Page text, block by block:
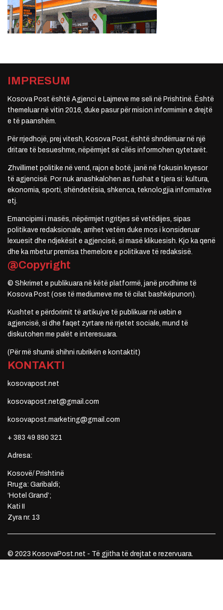
IMPRESUM
Kosova Post është Agjenci e Lajmeve me seli në Prishtinë. Është
themeluar në vitin 2016, duke pasur për mision informimin e drejtë
e të paanshëm.
Për rrjedhojë, prej vitesh, Kosova Post, është shndërruar në një
dritare të besueshme, nëpërmjet së cilës informohen qytetarët.
Zhvillimet politike në vend, rajon e botë, janë në fokusin kryesor
të agjencisë. Por nuk anashkalohen as fushat e tjera si: kultura,
ekonomia, sporti, shëndetësia, shkenca, teknologjia informative
etj.
Emancipimi i masës, nëpërmjet ngritjes së vetëdijes, sipas
politikave redaksionale, arrihet vetëm duke mos i konsideruar
lexuesit dhe ndjekësit e agjencisë, si masë klikuesish. Kjo ka qenë
dhe ka mbetur premisa themelore e politikave të redaksisë.
@Copyright
© Shkrimet e publikuara në këtë platformë, janë prodhime të
Kosova Post (ose të mediumeve me të cilat bashkëpunon).
Kushtet e përdorimit të artikujve të publikuar në uebin e
agjencisë, si dhe faqet zyrtare në rrjetet sociale, mund të
diskutohen me palët e interesuara.
(Për më shumë shihni rubrikën e kontaktit)
KONTAKTI
kosovapost.net
kosovapost.net@gmail.com
kosovapost.marketing@gmail.com
+ 383 49 890 321
Adresa:
Kosovë/ Prishtinë
Rruga: Garibaldi;
‘Hotel Grand’;
Kati II
Zyra nr. 13
© 2023 KosovaPost.net - Të gjitha të drejtat e rezervuara.